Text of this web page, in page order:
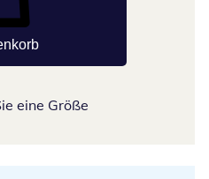
eine Größe